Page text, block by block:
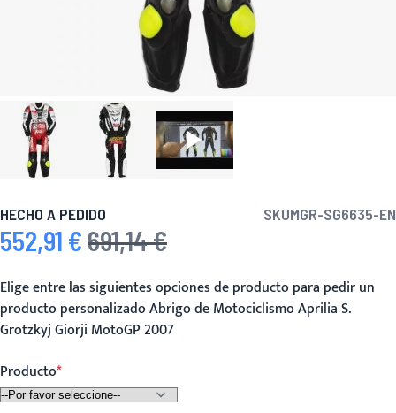
HECHO A PEDIDO SKUMGR-SG6635-EN
Precio especial
552,91 € Precio habitual
691,14 €
Elige entre las siguientes opciones de producto para pedir un
producto personalizado Abrigo de Motociclismo Aprilia S.
Grotzkyj Giorji MotoGP 2007
Producto